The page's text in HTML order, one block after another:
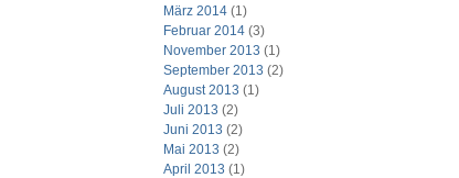
März 2014(1)
Februar 2014(3)
November 2013 (1)
September 2013 (2)
August 2013 (1)
Juli 2013 (2)
Juni 2013 (2)
Mai 2013 (2)
April 2013 (1)